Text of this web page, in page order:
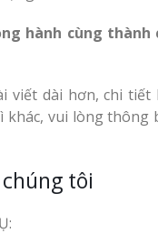
hành cùng thành
viết dài hơn, chi tiết
khác, vui lòng
tôi